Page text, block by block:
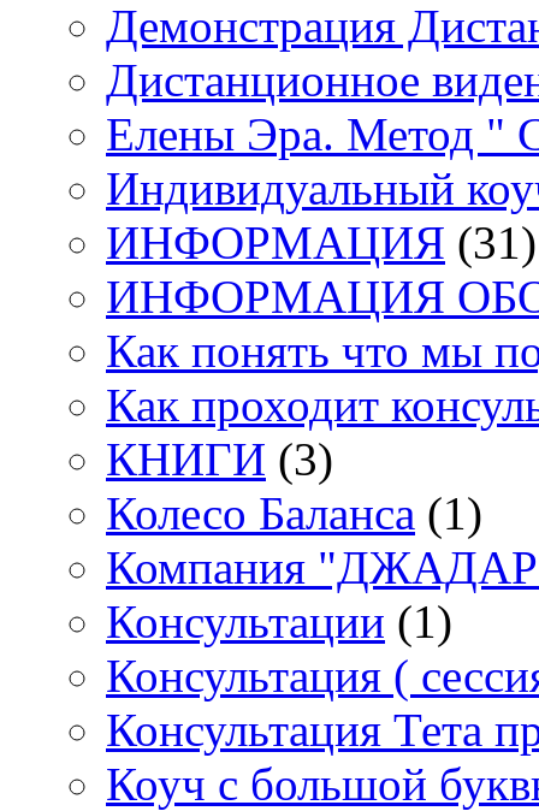
Демонстрация
Дистанционное
Елены Эра. Метод "
Индивидуальный
ИНФОРМАЦИЯ (31)
ИНФОРМАЦИЯ
Как понять что мы
Как проходит
КНИГИ (3)
Колесо Баланса (1)
Компания "ДЖАДАР"
Консультации (1)
Консультация (
Консультация Тета
Коуч с большой